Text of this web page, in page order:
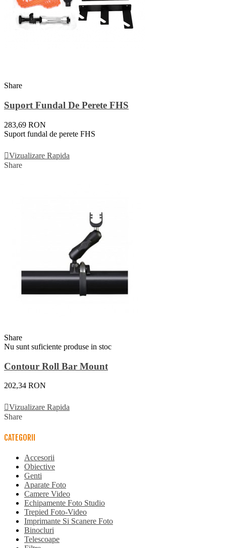
Share
Suport Fundal De Perete FHS
283,69 RON
Suport fundal de perete FHS
Vizualizare Rapida
Share
Share
Nu sunt suficiente produse in stoc
Contour Roll Bar Mount
202,34 RON
Vizualizare Rapida
Share
CATEGORII
Accesorii
Obiective
Genti
Aparate Foto
Camere Video
Echipamente Foto Studio
Trepied Foto-Video
Imprimante Si Scanere Foto
Binocluri
Telescoape